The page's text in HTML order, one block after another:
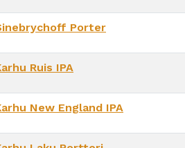
Porter
Ruis IPA
New England IPA